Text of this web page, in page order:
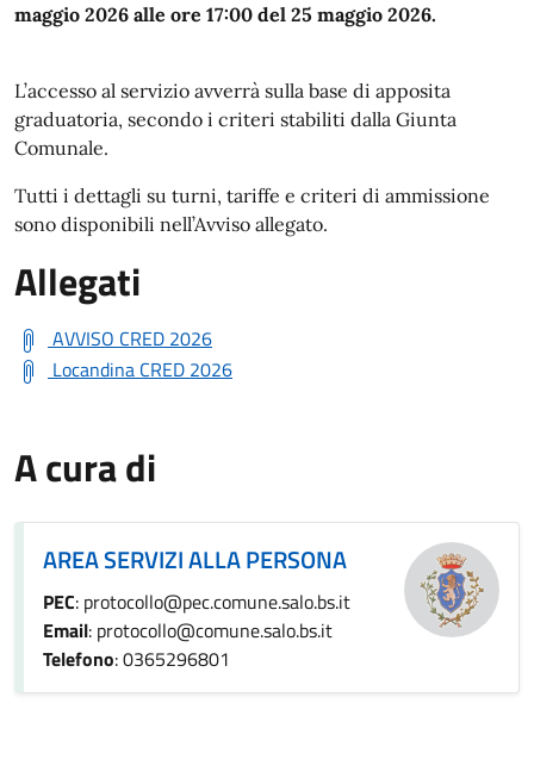
maggio 2026 alle ore 17:00 del 25 maggio 2026.
L’accesso al servizio avverrà sulla base di apposita
graduatoria, secondo i criteri stabiliti dalla Giunta
Comunale.
Tutti i dettagli su turni, tariffe e criteri di ammissione
sono disponibili nell’Avviso allegato.
Allegati
AVVISO CRED 2026
Locandina CRED 2026
A cura di
AREA SERVIZI ALLA PERSONA
PEC: protocollo@pec.comune.salo.bs.it
Email: protocollo@comune.salo.bs.it
Telefono: 0365296801